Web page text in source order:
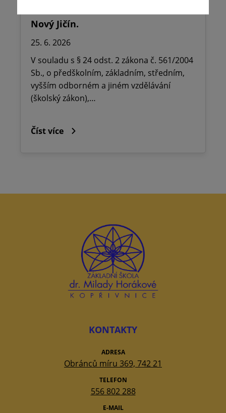
Nový Jičín.
25. 6. 2026
V souladu s § 24 odst. 2 zákona č. 561/2004
Sb., o předškolním, základním, středním,
vyšším odborném a jiném vzdělávání
(školský zákon),…
Číst více
KONTAKTY
ADRESA
Obránců míru 369, 742 21
TELEFON
556 802 288
E-MAIL